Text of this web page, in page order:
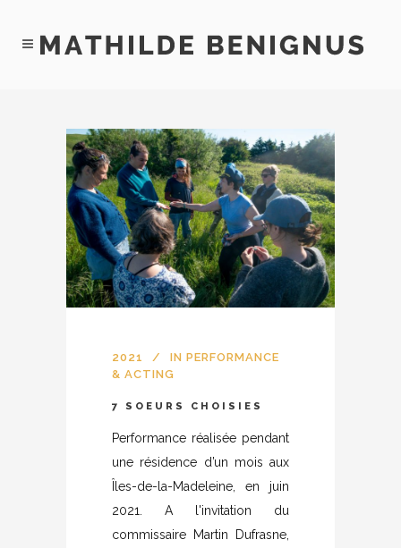
2021 IN PERFORMANCE
& ACTING
7 SOEURS CHOISIES
Performance réalisée pendant
une résidence d’un mois aux
Îles-de-la-Madeleine, en juin
2021. A l'invitation du
commissaire Martin Dufrasne,